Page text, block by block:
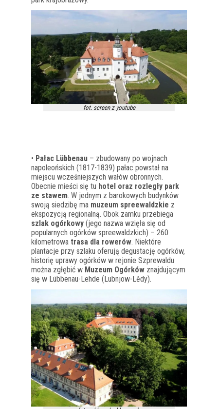
fot. screen z youtube
• Pałac Lübbenau – zbudowany po wojnach
napoleońskich (1817-1839) pałac powstał na
miejscu wcześniejszych wałów obronnych.
Obecnie mieści się tu hotel oraz rozległy park
ze stawem. W jednym z barokowych budynków
swoją siedzibę ma muzeum spreewaldzkie z
ekspozycją regionalną. Obok zamku przebiega
szlak ogórkowy (jego nazwa wzięła się od
popularnych ogórków spreewaldzkich) – 260
kilometrowa trasa dla rowerów. Niektóre
plantacje przy szlaku oferują degustację ogórków,
historię uprawy ogórków w rejonie Szprewaldu
można zgłębić w Muzeum Ogórków znajdującym
się w Lübbenau-Lehde (Lubnjow-Lědy).